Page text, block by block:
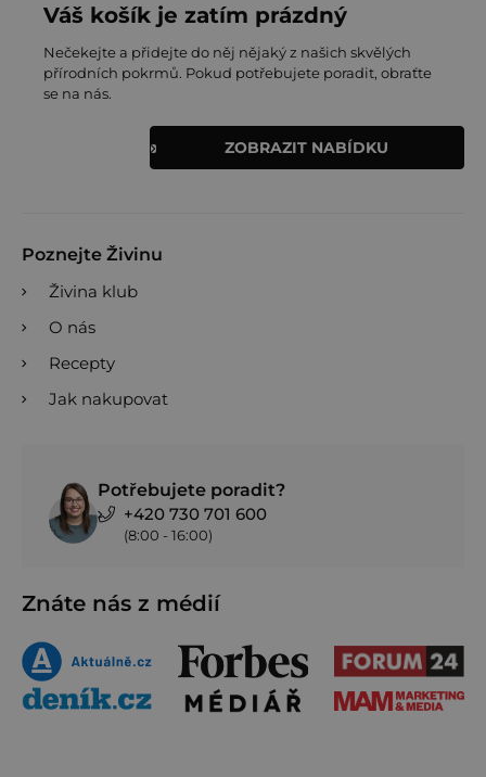
Váš košík je zatím prázdný
Nečekejte a přidejte do něj nějaký z našich skvělých
přírodních pokrmů. Pokud potřebujete poradit, obraťte
se na nás.
ZOBRAZIT NABÍDKU
Poznejte Živinu
Živina klub
O nás
Recepty
Jak nakupovat
Potřebujete poradit?
+420 730 701 600
(8:00 - 16:00)
Znáte nás z médií